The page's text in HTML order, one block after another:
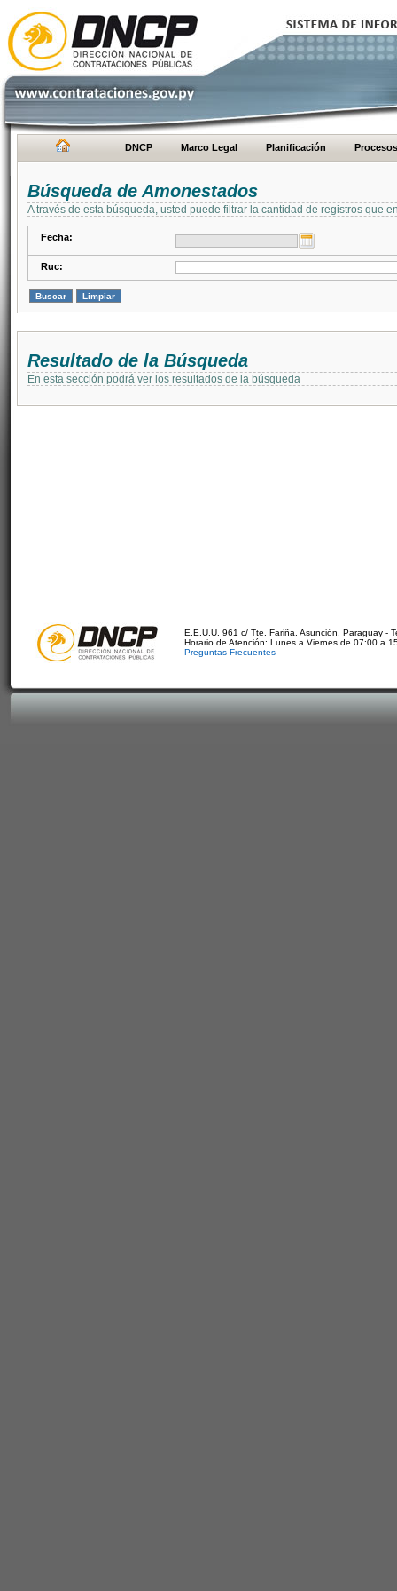
DNCP Marco Legal Planificación Procesos
Búsqueda de Amonestados
A través de esta búsqueda, usted puede filtrar la cantidad de registros que
Fecha:
Ruc:
Resultado de la Búsqueda
En esta sección podrá ver los resultados de la búsqueda
E.E.U.U. 961 c/ Tte. Fariña. Asunción, Paraguay -
Horario de Atención: Lunes a Viernes de 07:00 a
Preguntas Frecuentes